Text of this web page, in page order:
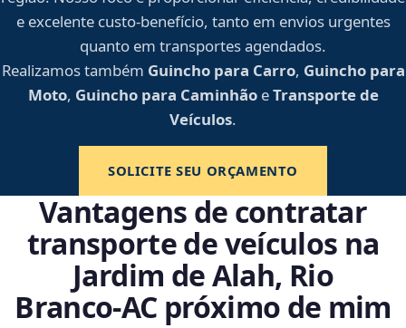
e excelente custo-benefício, tanto em envios urgentes
quanto em transportes agendados.
Realizamos também Guincho para Carro, Guincho para
Moto, Guincho para CaminhãoeTransporte de
Veículos.
SOLICITE SEU ORÇAMENTO
Vantagens de contratar
transporte de veículos na
Jardim de Alah, Rio
Branco‑AC próximo de mim